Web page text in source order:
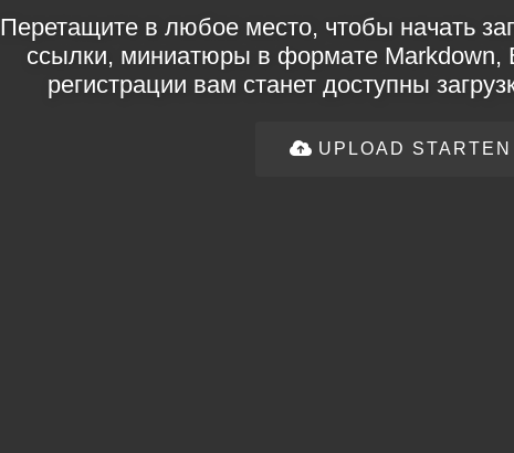
Перетащите в любое место, чтобы начать
ссылки, миниатюры в формате Markdown,
регистрации вам станет доступны
UPLOAD STARTEN